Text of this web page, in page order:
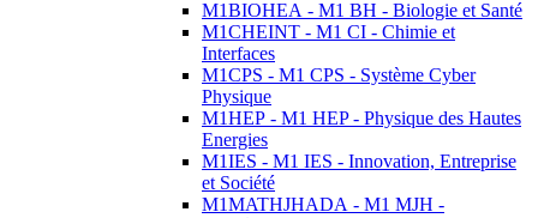
M1BIOHEA - M1 BH - Biologie et Santé
M1CHEINT - M1 CI - Chimie et
Interfaces
M1CPS - M1 CPS - Système Cyber
Physique
M1HEP - M1 HEP - Physique des Hautes
Energies
M1IES - M1 IES - Innovation, Entreprise
et Société
M1MATHJHADA - M1 MJH -